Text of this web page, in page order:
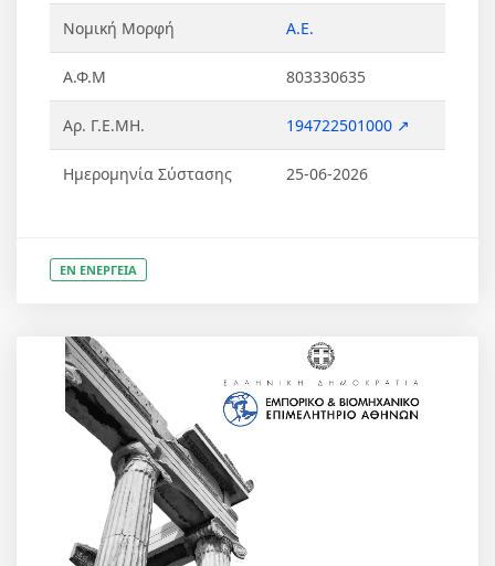
Νομική Μορφή Α.Ε.
Α.Φ.Μ 803330635
Αρ. Γ.Ε.ΜΗ. 194722501000 ↗
Ημερομηνία Σύστασης 25-06-2026
ΕΝ ΕΝΕΡΓΕΙΑ